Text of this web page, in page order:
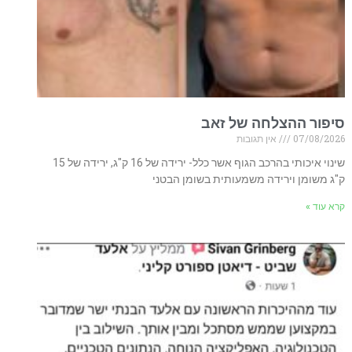
סיפור ההצלחה של זאב
07/08/2026
אין תגובות
שינוי איכותי בהרכב הגוף אשר כלל- ירידה של 16 ק"ג, ירידה של 15
ק"ג משומן וירידה משמעותית בשומן הבטני
קרא עוד »